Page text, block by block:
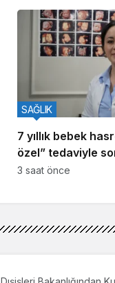
7 yıllık bebek
özel” tedaviyle
SAĞLIK
3 saat önce